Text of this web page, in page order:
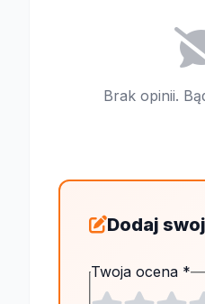
Brak opinii.
Dodaj
Twoja ocena *